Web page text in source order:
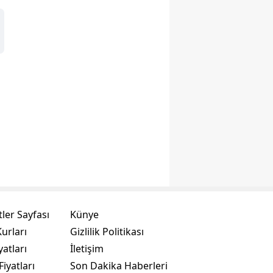
Sayfası
Künye
Gizlilik Politikası
İletişim
Son Dakika Haberleri